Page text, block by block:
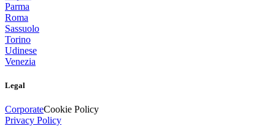
Parma
Roma
Sassuolo
Torino
Udinese
Venezia
Legal
CorporateCookie Policy
Privacy Policy